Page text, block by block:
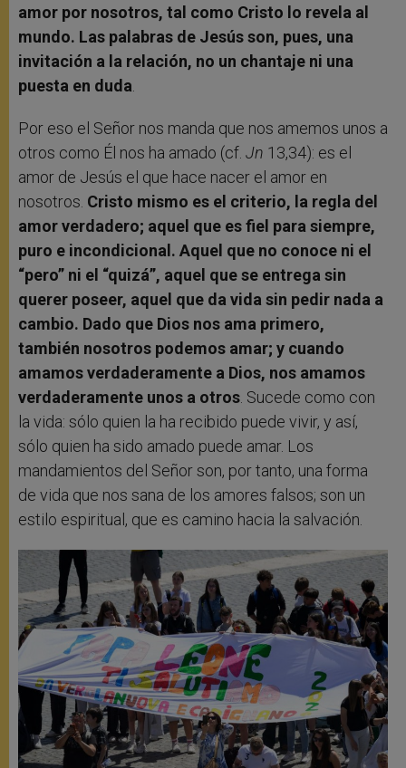
amor por nosotros, tal como Cristo lo revela al
mundo. Las palabras de Jesús son, pues, una
invitación a la relación, no un chantaje ni una
puesta en duda
Por eso el Señor nos manda que nos amemos unos a
otros como Él nos ha amado (cf. Jn 13,34): es el
amor de Jesús el que hace nacer el amor en
nosotros. Cristo mismo es el criterio, la regla del
amor verdadero; aquel que es fiel para siempre,
puro e incondicional. Aquel que no conoce ni el
“pero” ni el “quizá”, aquel que se entrega sin
querer poseer, aquel que da vida sin pedir nada a
cambio. Dado que Dios nos ama primero,
también nosotros podemos amar; y cuando
amamos verdaderamente a Dios, nos amamos
verdaderamente unos a otros . Sucede como con
la vida: sólo quien la ha recibido puede vivir, y así,
sólo quien ha sido amado puede amar. Los
mandamientos del Señor son, por tanto, una forma
de vida que nos sana de los amores falsos; son un
estilo espiritual, que es camino hacia la salvación.